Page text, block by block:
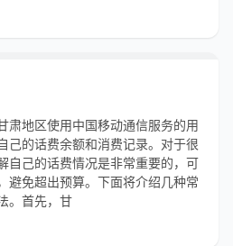
肃地区使用中国移动通信服务的用
己的话费余额和消费记录。对于很
自己的话费情况是非常重要的，可
避免超出预算。下面将介绍几种常
。首先，甘